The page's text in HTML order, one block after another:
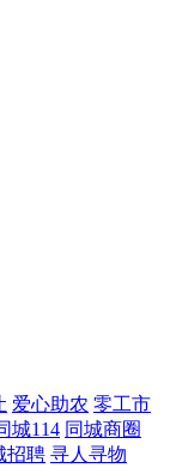
爱心助农 零工市
城114 同城商圈
招聘 寻人寻物